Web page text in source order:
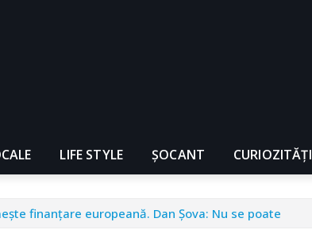
LIFE STYLE ȘOCANT CURIOZITĂȚI
finanţare europeană. Dan Şova: Nu se poate